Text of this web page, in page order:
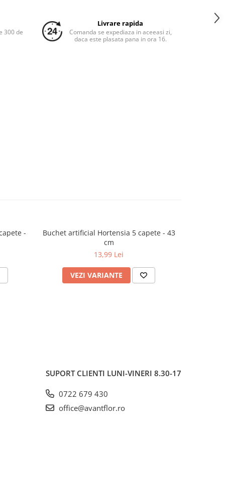
300 de
Livrare rapida
Comanda se expediaza in aceeasi zi,
daca este plasata pana in ora 16.
-
Buchet artificial Hortensia 5 capete - 43
cm
13,99 Lei
VEZI VARIANTE
SUPORT CLIENTI LUNI-VINERI 8.30-17
0722 679 430
office@avantflor.ro